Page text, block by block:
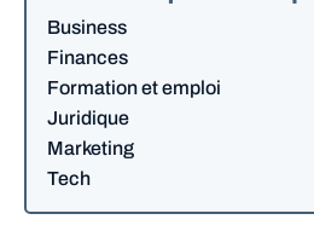
Business
Finances
Formation et emploi
Juridique
Marketing
Tech